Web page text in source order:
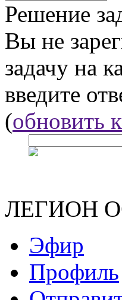
Решение
Вы не
задачу на
введите
(обновить
ЛЕГИОН
Эфир
Профиль